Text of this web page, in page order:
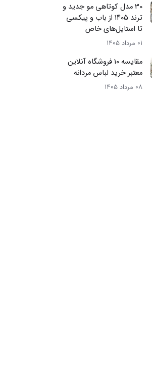
30 مدل کوتاهی مو جدید و
ترند ۱۴۰۵ از باب و پیکسی
تا استایل‌های خاص
01 مرداد 1405
مقایسه ۱۰ فروشگاه آنلاین
معتبر خرید لباس مردانه
08 مرداد 1405